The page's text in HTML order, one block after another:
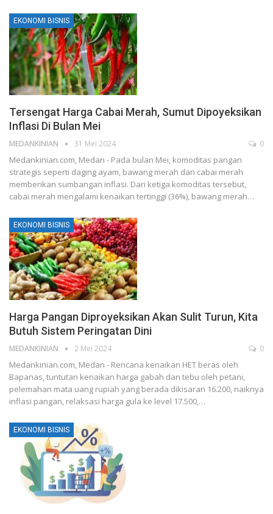
EKONOMI BISNIS
Tersengat Harga Cabai Merah, Sumut Dipoyeksikan
Inflasi Di Bulan Mei
MEDANKINIAN 31 Mei 2024 0
Medankinian.com, Medan - Pada bulan Mei, komoditas pangan
strategis seperti daging ayam, bawang merah dan cabai merah
memberikan sumbangan inflasi. Dari ketiga komoditas tersebut,
cabai merah mengalami kenaikan tertinggi (36%), bawang merah…
EKONOMI BISNIS
Harga Pangan Diproyeksikan Akan Sulit Turun, Kita
Butuh Sistem Peringatan Dini
MEDANKINIAN 2 Mei 2024 0
Medankinian.com, Medan - Rencana kenaikan HET beras oleh
Bapanas, tuntutan kenaikan harga gabah dan tebu oleh petani,
pelemahan mata uang rupiah yang berada dikisaran 16.200, naiknya
inflasi pangan, relaksasi harga gula ke level 17.500,…
EKONOMI BISNIS